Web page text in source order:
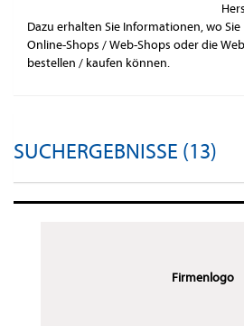
Dazu erhalten Sie Informationen, wo
Online-Shops / Web-Shops oder die
bestellen / kaufen können.
SUCHERGEBNISSE (13)
Firmenlogo